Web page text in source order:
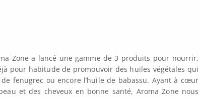
Zone a lancé une gamme de 3 produits pour nourrir,
pour habitude de promouvoir des huiles végétales qui
fenugrec ou encore l’huile de babassu. Ayant à cœur
et des cheveux en bonne santé, Aroma Zone nous